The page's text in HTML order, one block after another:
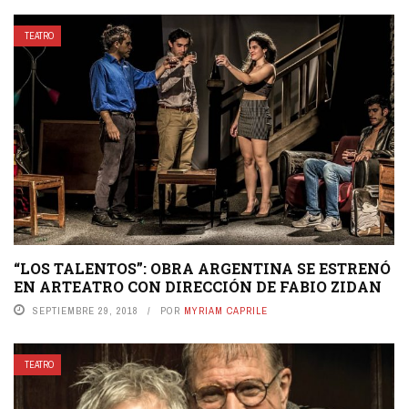
TEATRO
“LOS TALENTOS”: OBRA ARGENTINA SE ESTRENÓ
EN ARTEATRO CON DIRECCIÓN DE FABIO ZIDAN
SEPTIEMBRE 29, 2018 POR MYRIAM CAPRILE
TEATRO